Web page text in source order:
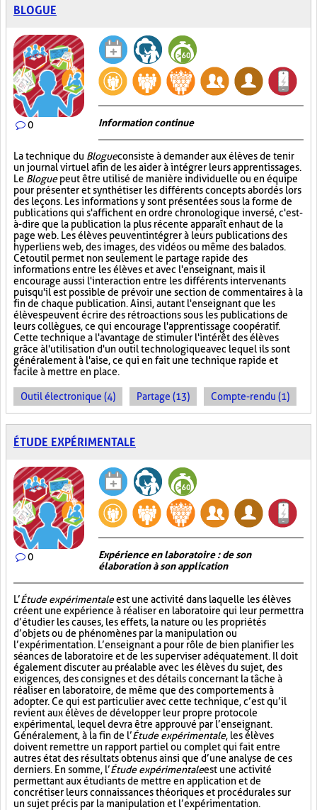
BLOGUE
0 Information continue
La technique du Blogueconsiste à demander aux élèves de tenir
un journal virtuel afin de les aider à intégrer leurs apprentissages.
Le Bloguepeut être utilisé de manière individuelle ou en équipe
pour présenter et synthétiser les différents concepts abordés lors
des leçons. Les informations y sont présentées sous la forme de
publications qui s'affichent en ordre chronologique inversé, c'est-
à-dire que la publication la plus récente apparaît en haut de la
page web. Les élèves peuvent intégrer à leurs publications des
hyperliens web, des images, des vidéos ou même des balados.
Cet outil permet non seulement le partage rapide des
informations entre les élèves et avec l'enseignant, mais il
encourage aussi l'interaction entre les différents intervenants
puisqu'il est possible de prévoir une section de commentaires à la
fin de chaque publication. Ainsi, autant l'enseignant que les
élèves peuvent écrire des rétroactions sous les publications de
leurs collègues, ce qui encourage l'apprentissage coopératif.
Cette technique a l'avantage de stimuler l'intérêt des élèves
grâce à l'utilisation d'un outil technologique avec lequel ils sont
généralement à l'aise, ce qui en fait une technique rapide et
facile à mettre en place.
Outil électronique (4) Partage (13) Compte-rendu (1)
ÉTUDE EXPÉRIMENTALE
0
Expérience en laboratoire : de son
élaboration à son application
L’Étude expérimentaleest une activité dans laquelle les élèves
créent une expérience à réaliser en laboratoire qui leur permettra
d’étudier les causes, les effets, la nature ou les propriétés
d’objets ou de phénomènes par la manipulation ou
l’expérimentation. L’enseignant a pour rôle de bien planifier les
séances de laboratoire et de les superviser adéquatement. Il doit
également discuter au préalable avec les élèves du sujet, des
exigences, des consignes et des détails concernant la tâche à
réaliser en laboratoire, de même que des comportements à
adopter. Ce qui est particulier avec cette technique, c’est qu’il
revient aux élèves de développer leur propre protocole
expérimental, lequel devra être approuvé par l’enseignant.
Généralement, à la fin de l’Étude expérimentale, les élèves
doivent remettre un rapport partiel ou complet qui fait entre
autres état des résultats obtenus ainsi que d’une analyse de ces
derniers. En somme, l’Étude expérimentaleest une activité
permettant aux étudiants de mettre en application et de
concrétiser leurs connaissances théoriques et procédurales sur
un sujet précis par la manipulation et l’expérimentation.